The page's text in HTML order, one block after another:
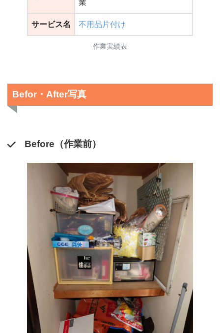
業
サービス名 不用品片付け
作業実績表
Befor・After写真
Before（作業前）